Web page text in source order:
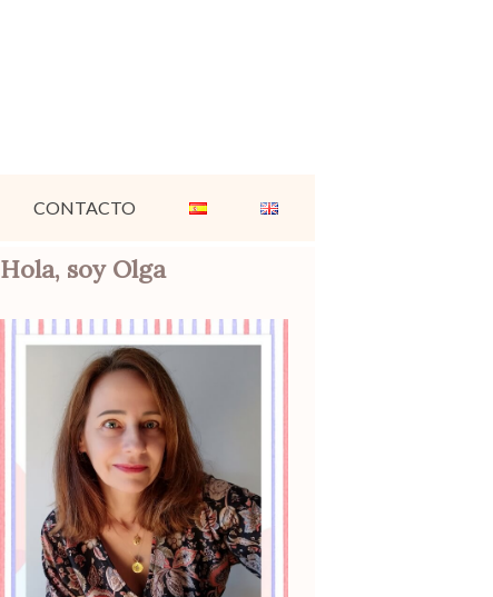
CONTACTO
Hola, soy Olga